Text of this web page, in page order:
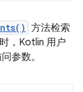
方法检索
，Kotlin 用户
参数。